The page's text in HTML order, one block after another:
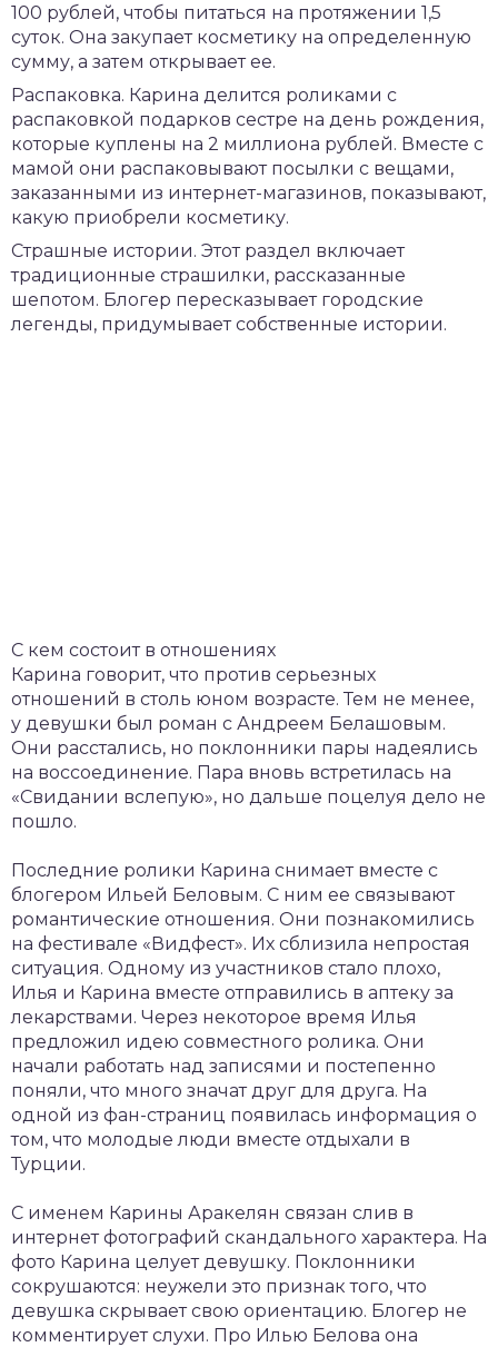
100 рублей, чтобы питаться на протяжении 1,5
суток. Она закупает косметику на определенную
сумму, а затем открывает ее.
Распаковка. Карина делится роликами с
распаковкой подарков сестре на день рождения,
которые куплены на 2 миллиона рублей. Вместе с
мамой они распаковывают посылки с вещами,
заказанными из интернет-магазинов, показывают,
какую приобрели косметику.
Страшные истории. Этот раздел включает
традиционные страшилки, рассказанные
шепотом. Блогер пересказывает городские
легенды, придумывает собственные истории.
С кем состоит в отношениях
Карина говорит, что против серьезных
отношений в столь юном возрасте. Тем не менее,
у девушки был роман с Андреем Белашовым.
Они расстались, но поклонники пары надеялись
на воссоединение. Пара вновь встретилась на
«Свидании вслепую», но дальше поцелуя дело не
пошло.
Последние ролики Карина снимает вместе с
блогером Ильей Беловым. С ним ее связывают
романтические отношения. Они познакомились
на фестивале «Видфест». Их сблизила непростая
ситуация. Одному из участников стало плохо,
Илья и Карина вместе отправились в аптеку за
лекарствами. Через некоторое время Илья
предложил идею совместного ролика. Они
начали работать над записями и постепенно
поняли, что много значат друг для друга. На
одной из фан-страниц появилась информация о
том, что молодые люди вместе отдыхали в
Турции.
С именем Карины Аракелян связан слив в
интернет фотографий скандального характера. На
фото Карина целует девушку. Поклонники
сокрушаются: неужели это признак того, что
девушка скрывает свою ориентацию. Блогер не
комментирует слухи. Про Илью Белова она